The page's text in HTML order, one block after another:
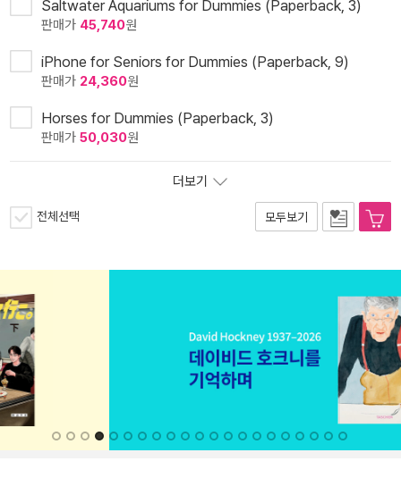
Saltwater Aquariums for Dummies (Paperback, 3)
판매가 45,740원
iPhone for Seniors for Dummies (Paperback, 9)
판매가 24,360원
Horses for Dummies (Paperback, 3)
판매가 50,030원
더보기
전체선택 모두보기